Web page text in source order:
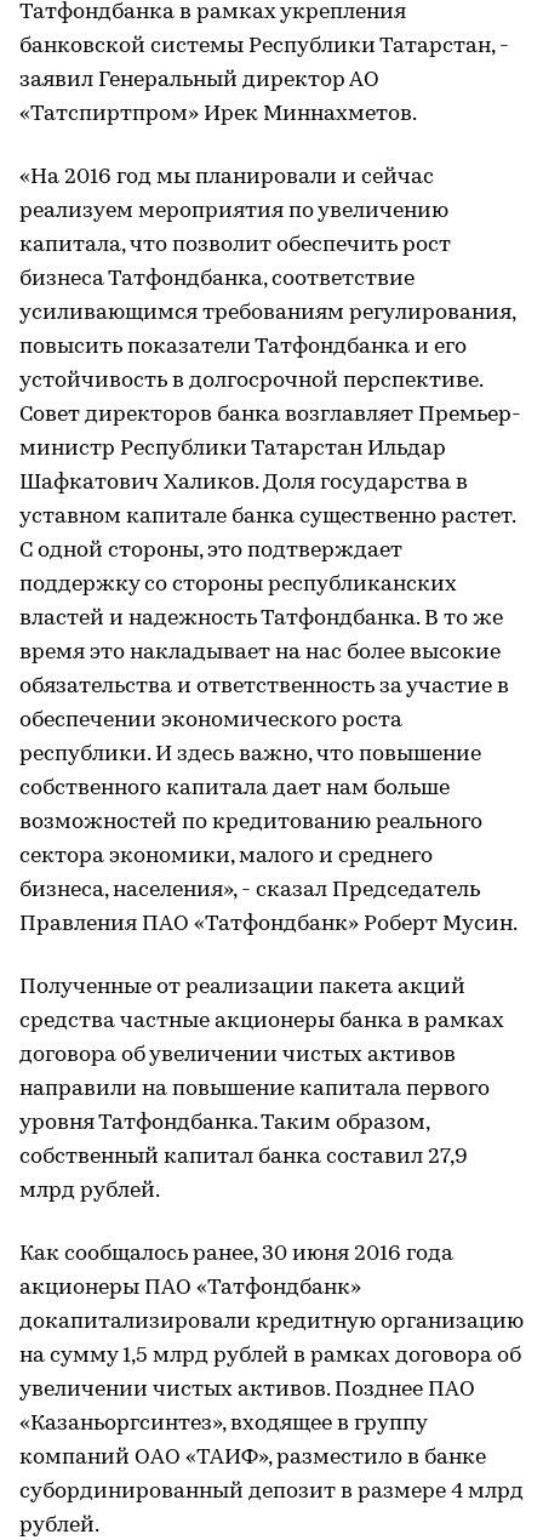
Татфондбанка в рамках укрепления
банковской системы Республики Татарстан, -
заявил Генеральный директор АО
«Татспиртпром» Ирек Миннахметов.
«На 2016 год мы планировали и сейчас
реализуем мероприятия по увеличению
капитала, что позволит обеспечить рост
бизнеса Татфондбанка, соответствие
усиливающимся требованиям регулирования,
повысить показатели Татфондбанка и его
устойчивость в долгосрочной перспективе.
Совет директоров банка возглавляет Премьер-
министр Республики Татарстан Ильдар
Шафкатович Халиков. Доля государства в
уставном капитале банка существенно растет.
С одной стороны, это подтверждает
поддержку со стороны республиканских
властей и надежность Татфондбанка. В то же
время это накладывает на нас более высокие
обязательства и ответственность за участие в
обеспечении экономического роста
республики. И здесь важно, что повышение
собственного капитала дает нам больше
возможностей по кредитованию реального
сектора экономики, малого и среднего
бизнеса, населения», - сказал Председатель
Правления ПАО «Татфондбанк» Роберт Мусин.
Полученные от реализации пакета акций
средства частные акционеры банка в рамках
договора об увеличении чистых активов
направили на повышение капитала первого
уровня Татфондбанка. Таким образом,
собственный капитал банка составил 27,9
млрд рублей.
Как сообщалось ранее, 30 июня 2016 года
акционеры ПАО «Татфондбанк»
докапитализировали кредитную организацию
на сумму 1,5 млрд рублей в рамках договора об
увеличении чистых активов. Позднее ПАО
«Казаньоргсинтез», входящее в группу
компаний ОАО «ТАИФ», разместило в банке
субординированный депозит в размере 4 млрд
рублей.